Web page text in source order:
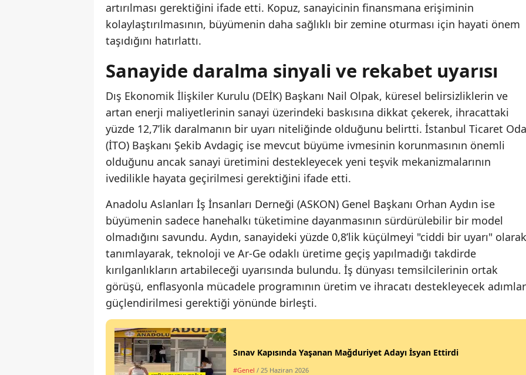
artırılması gerektiğini ifade etti. Kopuz, sanayicinin finansmana erişiminin
kolaylaştırılmasının, büyümenin daha sağlıklı bir zemine oturması için hayati önem
taşıdığını hatırlattı.
Sanayide daralma sinyali ve rekabet uyarısı
Dış Ekonomik İlişkiler Kurulu (DEİK) Başkanı Nail Olpak, küresel belirsizliklerin ve
artan enerji maliyetlerinin sanayi üzerindeki baskısına dikkat çekerek, ihracattaki
yüzde 12,7’lik daralmanın bir uyarı niteliğinde olduğunu belirtti. İstanbul Ticaret
(İTO) Başkanı Şekib Avdagiç ise mevcut büyüme ivmesinin korunmasının önemli
olduğunu ancak sanayi üretimini destekleyecek yeni teşvik mekanizmalarının
ivedilikle hayata geçirilmesi gerektiğini ifade etti.
Anadolu Aslanları İş İnsanları Derneği (ASKON) Genel Başkanı Orhan Aydın ise
büyümenin sadece hanehalkı tüketimine dayanmasının sürdürülebilir bir model
olmadığını savundu. Aydın, sanayideki yüzde 0,8’lik küçülmeyi "ciddi bir uyarı" olarak
tanımlayarak, teknoloji ve Ar-Ge odaklı üretime geçiş yapılmadığı takdirde
kırılganlıkların artabileceği uyarısında bulundu. İş dünyası temsilcilerinin ortak
görüşü, enflasyonla mücadele programının üretim ve ihracatı destekleyecek
güçlendirilmesi gerektiği yönünde birleşti.
Sınav Kapısında Yaşanan Mağduriyet Adayı İsyan Ettirdi
#Genel / 25 Haziran 2026